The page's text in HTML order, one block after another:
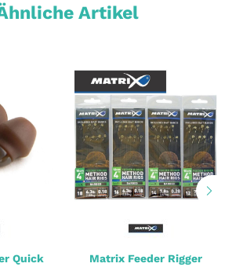
Artikel
Quick
Matrix Feeder Rigger